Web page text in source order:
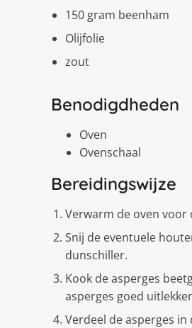
150 gram beenham
Olijfolie
zout
Benodigdheden
Oven
Ovenschaal
Bereidingswijze
Verwarm de oven voor
Snij de eventuele
dunschiller.
Kook de asperges
asperges goed
Verdeel de asperges